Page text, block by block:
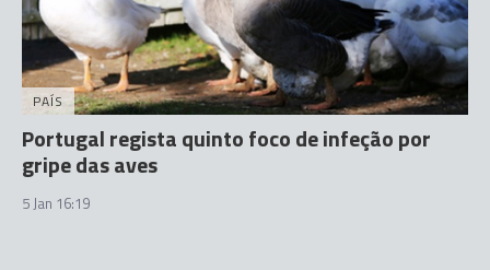
PAÍS
Portugal regista quinto foco de infeção por
gripe das aves
5 Jan 16:19